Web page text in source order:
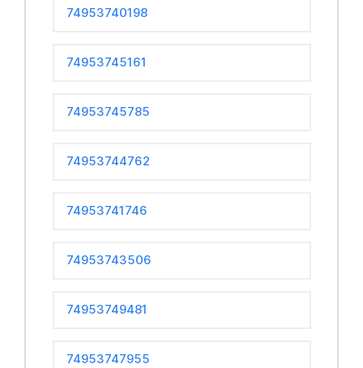
74953740198
74953745161
74953745785
74953744762
74953741746
74953743506
74953749481
74953747955